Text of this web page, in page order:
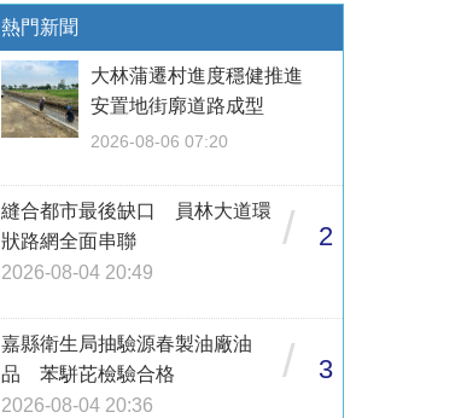
熱門新聞
大林蒲遷村進度穩健推進
安置地街廓道路成型
2026-08-06 07:20
縫合都市最後缺口 員林大道環
狀路網全面串聯
2026-08-04 20:49
/ 2
嘉縣衛生局抽驗源春製油廠油
品 苯駢芘檢驗合格
2026-08-04 20:36
/ 3